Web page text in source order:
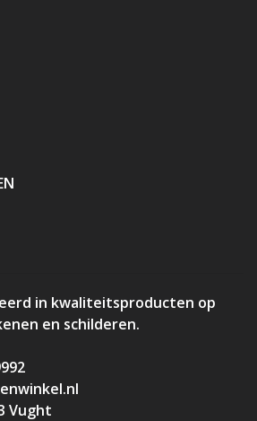
in kwaliteitsproducten op
en schilderen.
Vught